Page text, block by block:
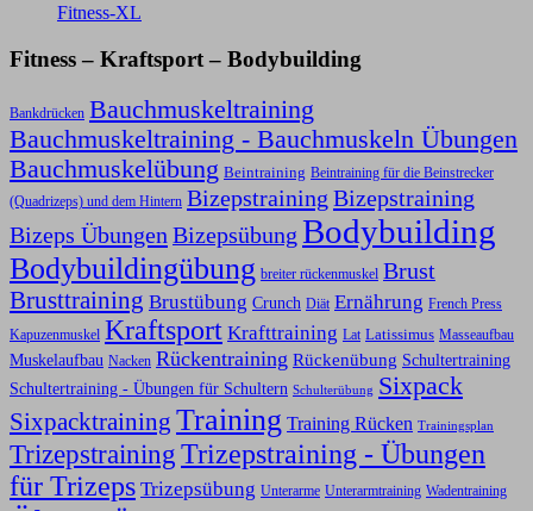
Fitness-XL
Fitness – Kraftsport – Bodybuilding
Bankdrücken Bauchmuskeltraining
Bauchmuskeltraining - Bauchmuskeln Übungen
Bauchmuskelübung Beintraining Beintraining für die Beinstrecker
(Quadrizeps) und dem Hintern Bizepstraining Bizepstraining
Bizeps Übungen Bizepsübung Bodybuilding
Bodybuildingübung breiter rückenmuskel Brust
Brusttraining Brustübung Crunch Diät Ernährung French Press
Kapuzenmuskel Kraftsport Krafttraining Lat Latissimus Masseaufbau
Muskelaufbau Nacken Rückentraining Rückenübung Schultertraining
Schultertraining - Übungen für Schultern Schulterübung Sixpack
Sixpacktraining Training Training Rücken Trainingsplan
TrizepstrainingTrizepstraining - Übungen
für Trizeps Trizepsübung Unterarme Unterarmtraining Wadentraining